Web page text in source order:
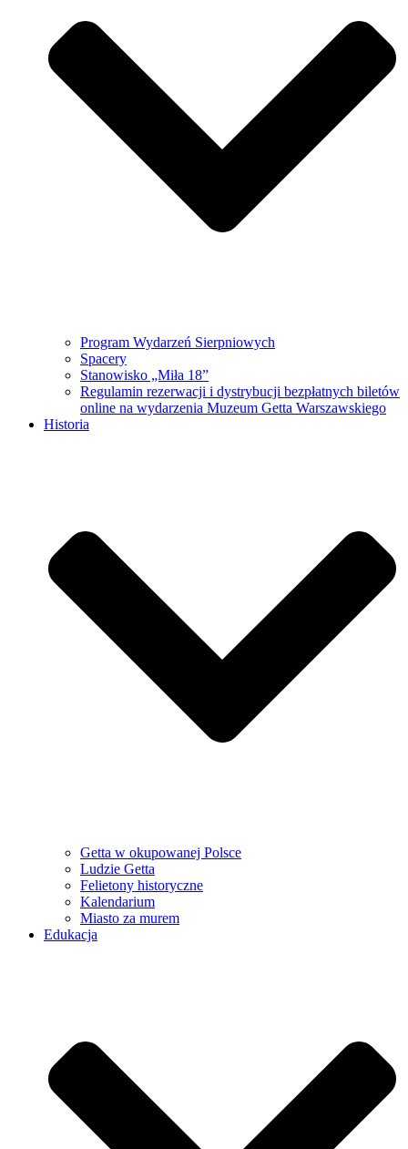
Program Wydarzeń Sierpniowych
Spacery
Stanowisko „Miła 18”
Regulamin rezerwacji i dystrybucji bezpłatnych biletów
online na wydarzenia Muzeum Getta Warszawskiego
Historia
Getta w okupowanej Polsce
Ludzie Getta
Felietony historyczne
Kalendarium
Miasto za murem
Edukacja